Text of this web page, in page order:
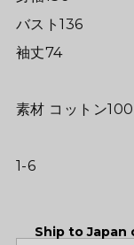
バスト136
袖丈74
素材 コットン
1-6
Ship to Japan